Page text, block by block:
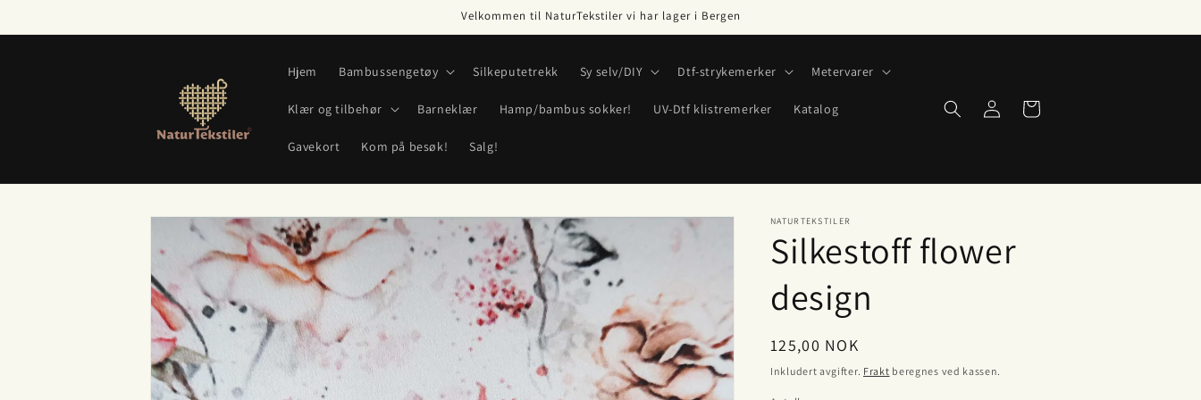
innholdet
Velkommen til NaturTekstiler vi har lager i Bergen
Hjem Bambussengetøy Silkeputetrekk Sy selv/DIY Dtf-strykemerker Metervarer
Klær og tilbehør Barneklær Hamp/bambus sokker! UV-Dtf klistremerker Katalog
Gavekort Kom på besøk! Salg!
Logg
inn
Handlekurv
Hopp til
produktinformasjon
NATURTEKSTILER
Silkestoff flower
design
Vanlig
pris
125,00 NOK
Inkludert avgifter. Frakt beregnes ved kassen.